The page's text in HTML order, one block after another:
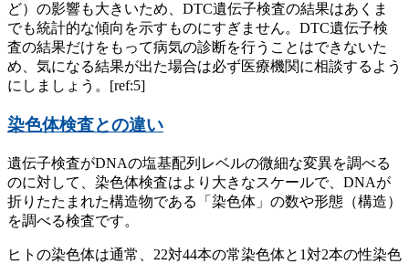
ど）の影響も大きいため、DTC遺伝子検査の結果はあくま
でも統計的な傾向を示すものにすぎません。DTC遺伝子検
査の結果だけをもって病気の診断を行うことはできないた
め、気になる結果が出た場合は必ず医療機関に相談するよう
にしましょう。[ref:5]
染色体検査との違い
遺伝子検査がDNAの塩基配列レベルの微細な変異を調べる
のに対して、染色体検査はより大きなスケールで、DNAが
折りたたまれた構造物である「染色体」の数や形態（構造）
を調べる検査です。
ヒトの染色体は通常、22対44本の常染色体と1対2本の性染色